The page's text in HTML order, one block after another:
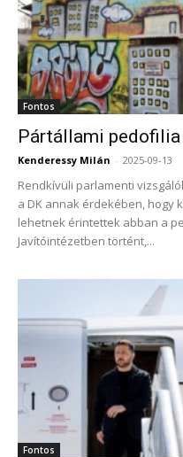
Fontos
Pártállami
Kenderessy Milán - 2025-09-13
Rendkívüli parlamenti
a DK annak érdekében, hogy
lehetnek érintettek abban a
Javítóintézetben történt,...
Fontos